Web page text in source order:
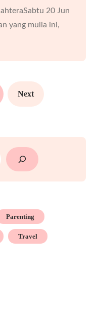
20 Jun
yang mulia ini,
Next
Parenting
Travel